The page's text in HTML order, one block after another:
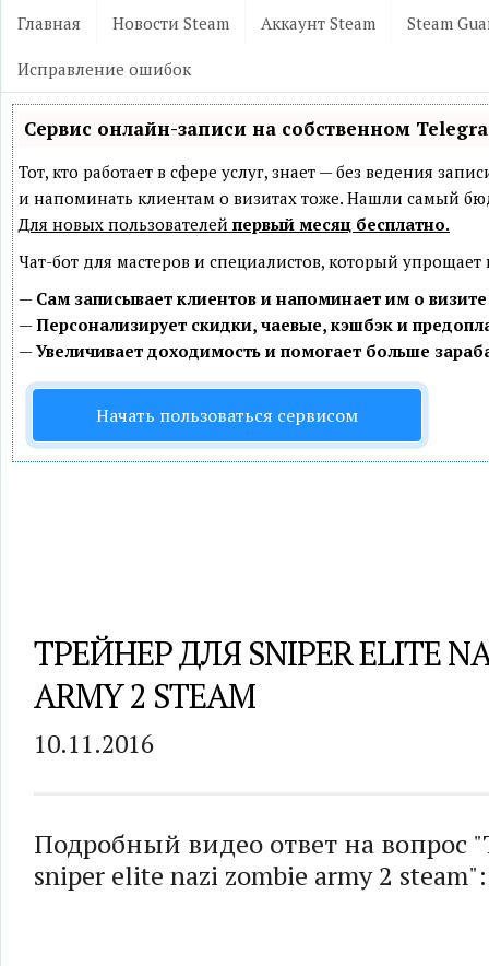
Главная Новости Steam Аккаунт Steam Steam
Исправление ошибок
Сервис онлайн-записи на собственном
Тот, кто работает в сфере услуг, знает — без ведения
и напоминать клиентам о визитах тоже. Нашли самый
Для новых пользователей первый месяц бесплатно.
Чат-бот для мастеров и специалистов, который
— Сам записывает клиентов и напоминает им о
—Персонализирует скидки, чаевые, кэшбэк и
—Увеличивает доходимость и помогает больше
Начать пользоваться сервисом
ТРЕЙНЕР ДЛЯ SNIPER ELITE
ARMY 2 STEAM
10.11.2016
Подробный видео ответ на вопрос
sniper elite nazi zombie army 2 steam":